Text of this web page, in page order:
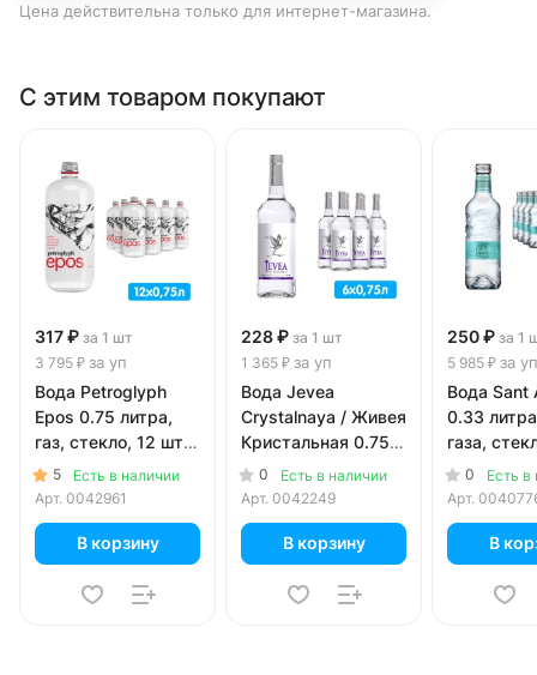
Цена действительна только для интернет-магазина.
С этим товаром покупают
317 ₽ за 1 шт
3 795 ₽ за уп
Вода Petroglyph
Epos 0.75 литра,
газ, стекло, 12 шт.
в уп.
5
Есть в наличии
Арт. 0042961
В корзину
228 ₽ за 1 шт
1 365 ₽ за уп
Вода Jevea
Crystalnaya / Живея
Кристальная 0.75
литра, газ, стекло,
6 шт. в уп.
0
Есть в наличии
Арт. 0042249
В корзину
250 ₽ за 1
5 985 ₽ за уп
Вода Sant
0.33
газа,
в уп.
0
Есть в
Арт.
В